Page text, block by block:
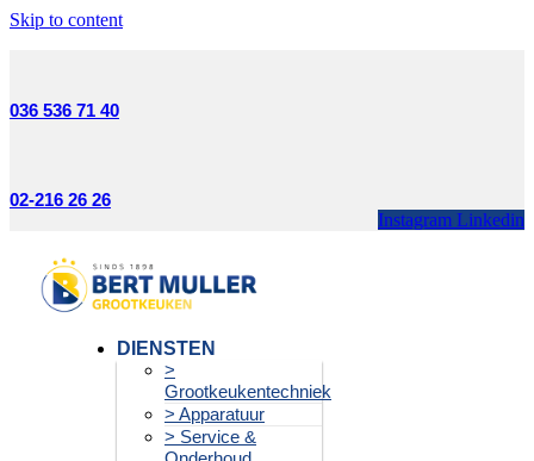
Skip to content
036 536 71 40
02-216 26 26
Instagram Linkedin
DIENSTEN
>
Grootkeukentechniek
> Apparatuur
> Service &